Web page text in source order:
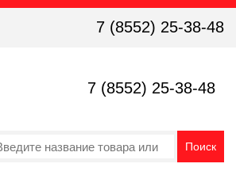
7 (8552) 25-38-48
7 (8552) 25-38-48